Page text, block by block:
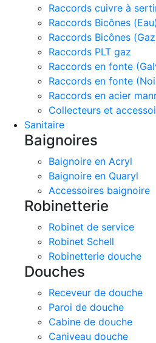
Raccords cuivre à
Raccords Bicônes (Eau)
Raccords Bicônes
Raccords PLT gaz
Raccords en fonte
Raccords en fonte
Raccords en acier
Collecteurs et
Sanitaire
Baignoires
Baignoire en Acryl
Baignoire en Quaryl
Accessoires baignoire
Robinetterie
Robinet de service
Robinet Schell
Robinetterie douche
Douches
Receveur de douche
Paroi de douche
Cabine de douche
Caniveau douche